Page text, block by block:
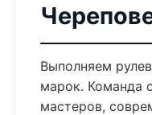
Выполняем
марок. Команда
мастеров,